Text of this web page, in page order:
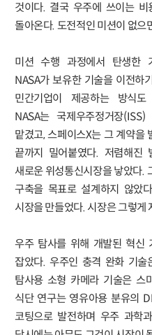
것이다. 결국 우주에 쓰이는
돌아온다. 도전적인 미션이 없으
미션 수행 과정에서 탄생한
NASA가 보유한 기술을 이전하
민간기업이 제공하는 방식
NASA는 국제우주정거장
맡겼고, 스페이스X는 그 계약을
끝까지 밀어붙였다. 저렴해진
새로운 위성통신시장을 낳았다.
구축을 목표로 설계하지 않았
시장을 만들었다. 시장은 그렇게
우주 탐사를 위해 개발된 혁신
잡았다. 우주인 충격 완화 기술
탐사용 소형 카메라 기술은 스
식단 연구는 영유아용 분유의
코팅으로 발전하며 우주 과학